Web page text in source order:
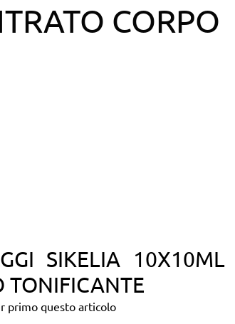
CORPO
SIKELIA 10X10ML
TONIFICANTE
primo questo articolo